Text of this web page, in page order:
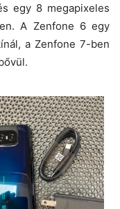
egy 8 megapixeles
A Zenfone 6 egy
a Zenfone 7-ben